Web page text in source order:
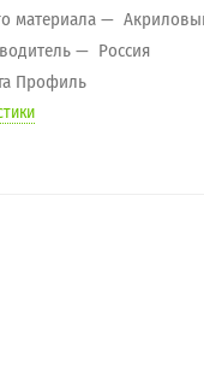
материала
Россия
Профиль